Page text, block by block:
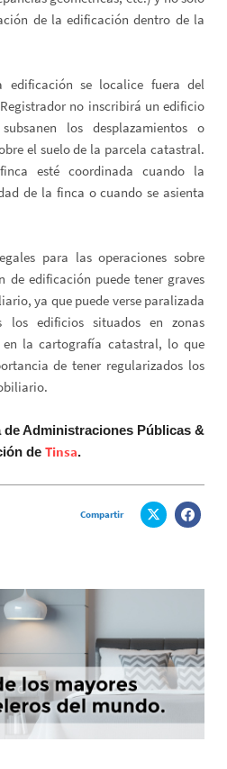
de la edificación dentro de la
se localice fuera del
no inscribirá un edificio
los desplazamientos o
el suelo de la parcela catastral.
esté coordinada cuando la
de la finca o cuando se asienta
para las operaciones sobre
de edificación puede tener graves
ya que puede verse paralizada
los edificios situados en zonas
en la cartografía catastral, lo que
de tener regularizados los
de Administraciones Públicas &
de Tinsa.
Compartir